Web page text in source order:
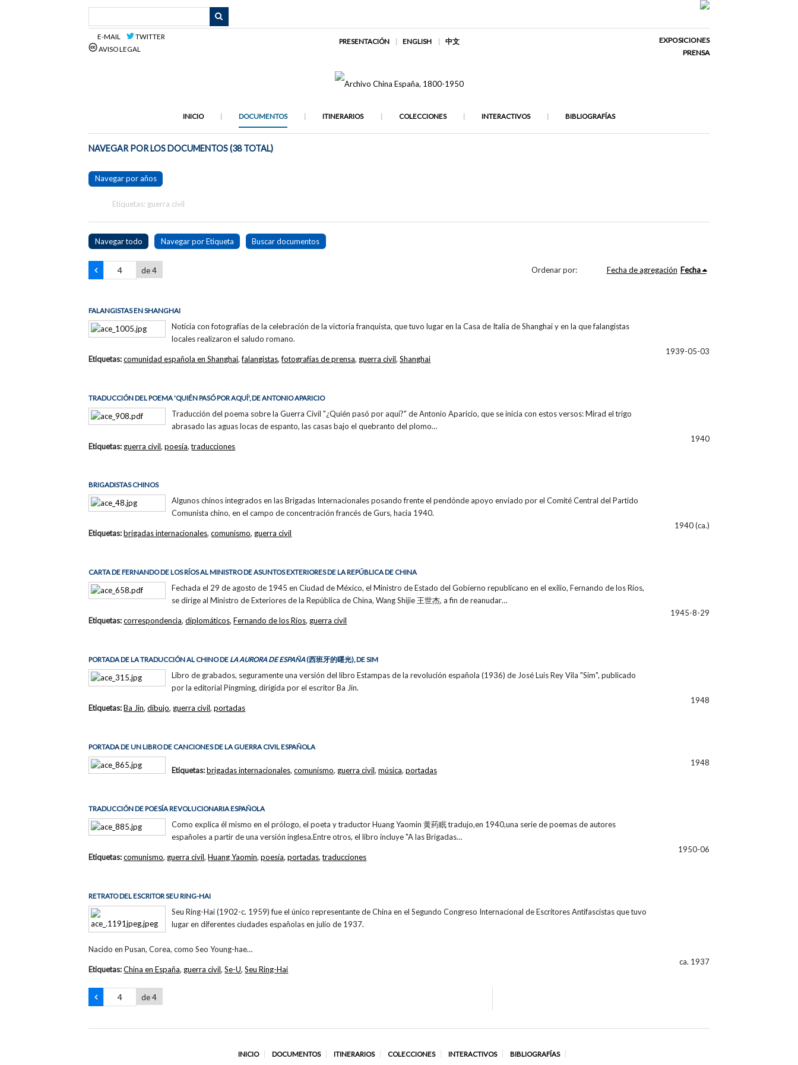
E-MAIL
TWITTER
AVISO LEGAL
PRESENTACIÓN ENGLISH 中文
EXPOSICIONES
PRENSA
INICIO DOCUMENTOS ITINERARIOS COLECCIONES INTERACTIVOS BIBLIOGRAFÍAS
NAVEGAR POR LOS DOCUMENTOS (38 TOTAL)
Navegar por años
Etiquetas: guerra civil
Navegar todo Navegar por Etiqueta Buscar documentos
de 4 Ordenar por: Fecha de agregación Fecha
FALANGISTAS EN SHANGHAI
Noticia con fotografías de la celebración de la victoria franquista, que tuvo lugar en la Casa de Italia de Shanghai y en la que falangistas
locales realizaron el saludo romano.
1939-05-03
Etiquetas:comunidad española en Shanghai,falangistas,fotografías de prensa, guerra civil,Shanghai
TRADUCCIÓN DEL POEMA 'QUIÉN PASÓ POR AQUÍ', DE ANTONIO APARICIO
Traducción del poema sobre la Guerra Civil "¿Quién pasó por aquí?" de Antonio Aparicio, que se inicia con estos versos: Mirad el trigo
abrasado las aguas locas de espanto, las casas bajo el quebranto del plomo…
1940
Etiquetas: guerra civil,poesía,traducciones
BRIGADISTAS CHINOS
Algunos chinos integrados en las Brigadas Internacionales posando frente el pendónde apoyo enviado por el Comité Central del Partido
Comunista chino, en el campo de concentración francés de Gurs, hacia 1940.
1940 (ca.)
Etiquetas:brigadas internacionales,comunismo, guerra civil
CARTA DE FERNANDO DE LOS RÍOS AL MINISTRO DE ASUNTOS EXTERIORES DE LA REPÚBLICA DE CHINA
Fechada el 29 de agosto de 1945 en Ciudad de México, el Ministro de Estado del Gobierno republicano en el exilio, Fernando de los Ríos,
se dirige al Ministro de Exteriores de la República de China, Wang Shijie 王世杰, a fin de reanudar…
1945-8-29
Etiquetas:correspondencia,diplomáticos,Fernando de los Ríos, guerra civil
PORTADA DE LA TRADUCCIÓN AL CHINO DE LA AURORA DE ESPAÑA(西班牙的曙光), DE SIM
Libro de grabados, seguramente una versión del libro Estampas de la revolución española (1936) de José Luis Rey Vila "Sim", publicado
por la editorial Pingming, dirigida por el escritor Ba Jin.
1948
Etiquetas:Ba Jin,dibujo, guerra civil,portadas
PORTADA DE UN LIBRO DE CANCIONES DE LA GUERRA CIVIL ESPAÑOLA
1948
Etiquetas:brigadas internacionales, comunismo, guerra civil, música, portadas
TRADUCCIÓN DE POESÍA REVOLUCIONARIA ESPAÑOLA
Como explica él mismo en el prólogo, el poeta y traductor Huang Yaomin 黄药眠 tradujo,en 1940,una serie de poemas de autores
españoles a partir de una versión inglesa.Entre otros, el libro incluye "A las Brigadas…
1950-06
Etiquetas:comunismo, guerra civil,Huang Yaomin,poesía,portadas,traducciones
RETRATO DEL ESCRITOR SEU RING-HAI
Seu Ring-Hai (1902-c. 1959) fue el único representante de China en el Segundo Congreso Internacional de Escritores Antifascistas que tuvo
lugar en diferentes ciudades españolas en julio de 1937.
Nacido en Pusan, Corea, como Seo Young-hae…
ca. 1937
Etiquetas:China en España, guerra civil,Se-U,Seu Ring-Hai
de 4
INICIO DOCUMENTOS ITINERARIOS COLECCIONES INTERACTIVOS BIBLIOGRAFÍAS